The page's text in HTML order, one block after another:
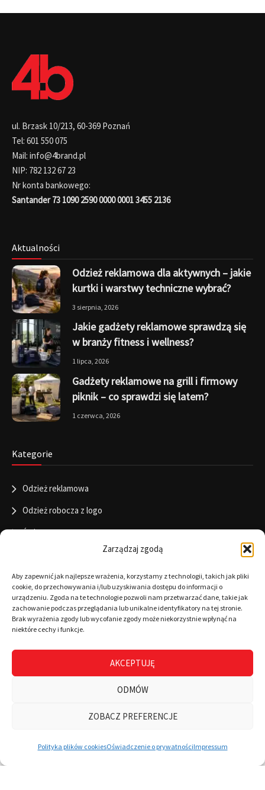
Zarządzaj zgodą
Aby zapewnić jak najlepsze wrażenia, korzystamy z technologii, takich jak pliki
cookie, do przechowywania i/lub uzyskiwania dostępu do informacji o
urządzeniu. Zgoda na te technologie pozwoli nam przetwarzać dane, takie jak
zachowanie podczas przeglądania lub unikalne identyfikatory na tej stronie.
Brak wyrażenia zgody lub wycofanie zgody może niekorzystnie wpłynąć na
niektóre cechy i funkcje.
AKCEPTUJĘ
ODMÓW
ZOBACZ PREFERENCJE
Polityka plików cookiesOświadczenie o prywatnościImpressum
ul. Brzask 10/213, 60-369 Poznań
Tel: 601 550 075
Mail: info@4brand.pl
NIP: 782 132 67 23
Nr konta bankowego:
Santander 73 1090 2590 0000 0001 3455 2136
Aktualności
Odzież reklamowa dla aktywnych – jakie
kurtki i warstwy techniczne wybrać?
3 sierpnia, 2026
Jakie gadżety reklamowe sprawdzą się
w branży fitness i wellness?
1 lipca, 2026
Gadżety reklamowe na grill i firmowy
piknik – co sprawdzi się latem?
1 czerwca, 2026
Kategorie
Odzież reklamowa
Odzież robocza z logo
Święta
Informacje
RODO
Polityka cookies
Regulamin
Warunki płatności